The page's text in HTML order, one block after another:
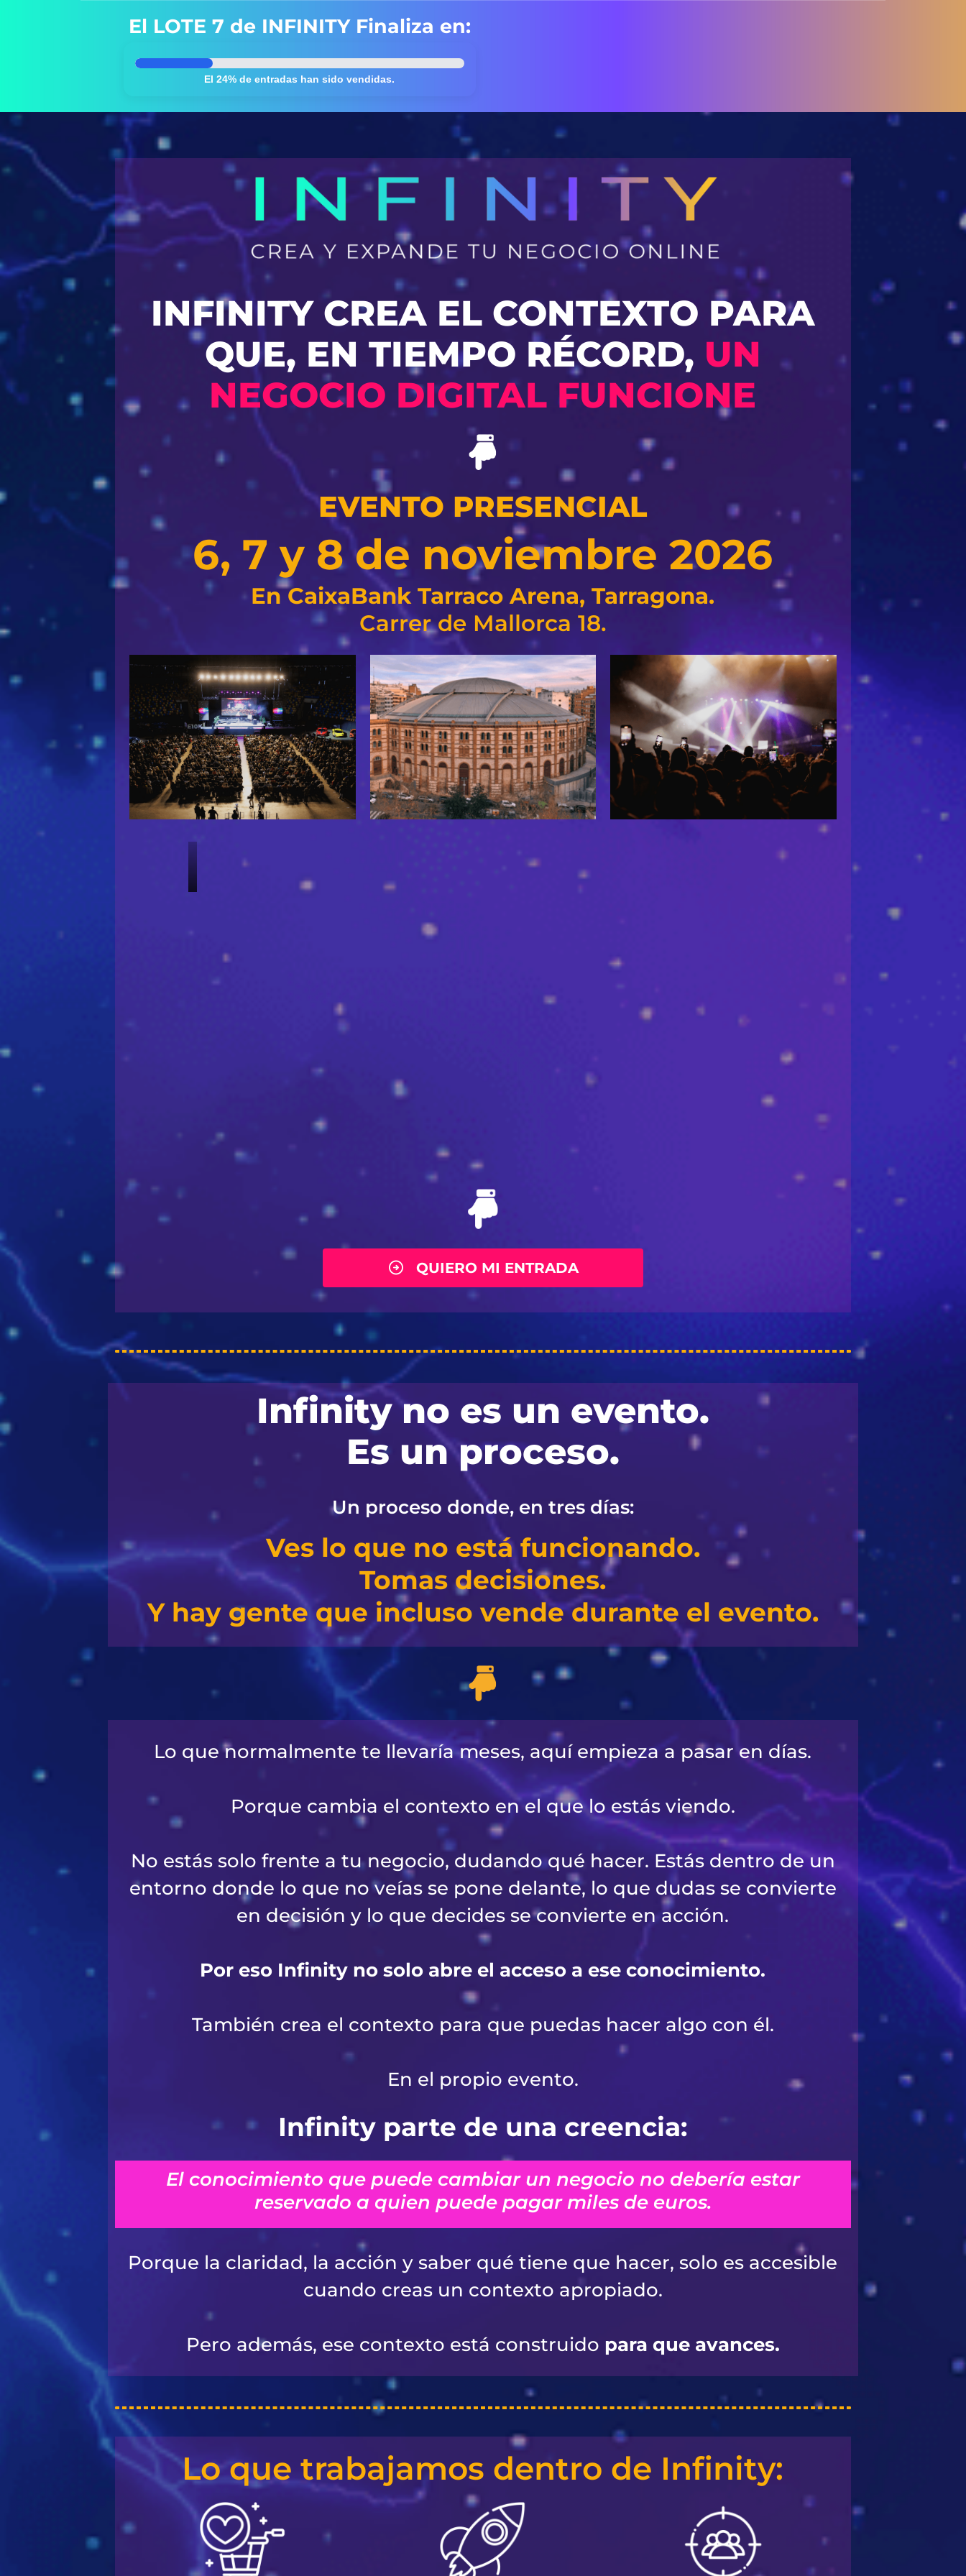
El LOTE 7 de INFINITY Finaliza en:
El 24% de entradas han sido vendidas.
INFINITY CREA EL CONTEXTO PARA
QUE, EN TIEMPO RÉCORD, UN
NEGOCIO DIGITAL FUNCIONE
EVENTO PRESENCIAL
6, 7 y 8 de noviembre 2026
En CaixaBank Tarraco Arena, Tarragona.
Carrer de Mallorca 18.
QUIERO MI ENTRADA
Infinity no es un evento.
Es un proceso.
Un proceso donde, en tres días:
Ves lo que no está funcionando.
Tomas decisiones.
Y hay gente que incluso vende durante el evento.
Lo que normalmente te llevaría meses, aquí empieza a pasar en días.
Porque cambia el contexto en el que lo estás viendo.
No estás solo frente a tu negocio, dudando qué hacer. Estás dentro de un
entorno donde lo que no veías se pone delante, lo que dudas se convierte
en decisión y lo que decides se convierte en acción.
Por eso Infinity no solo abre el acceso a ese conocimiento.
También crea el contexto para que puedas hacer algo con él.
En el propio evento.
Infinity parte de una creencia:
El conocimiento que puede cambiar un negocio no debería estar
reservado a quien puede pagar miles de euros.
Porque la claridad, la acción y saber qué tiene que hacer, solo es accesible
cuando creas un contexto apropiado.
Pero además, ese contexto está construido para que avances.
Lo que trabajamos dentro de Infinity: